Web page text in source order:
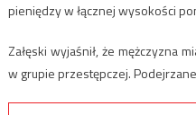
pieniędzy w łącznej wysokości
Załęski wyjaśnił, że mężczyzna
w grupie przestępczej.